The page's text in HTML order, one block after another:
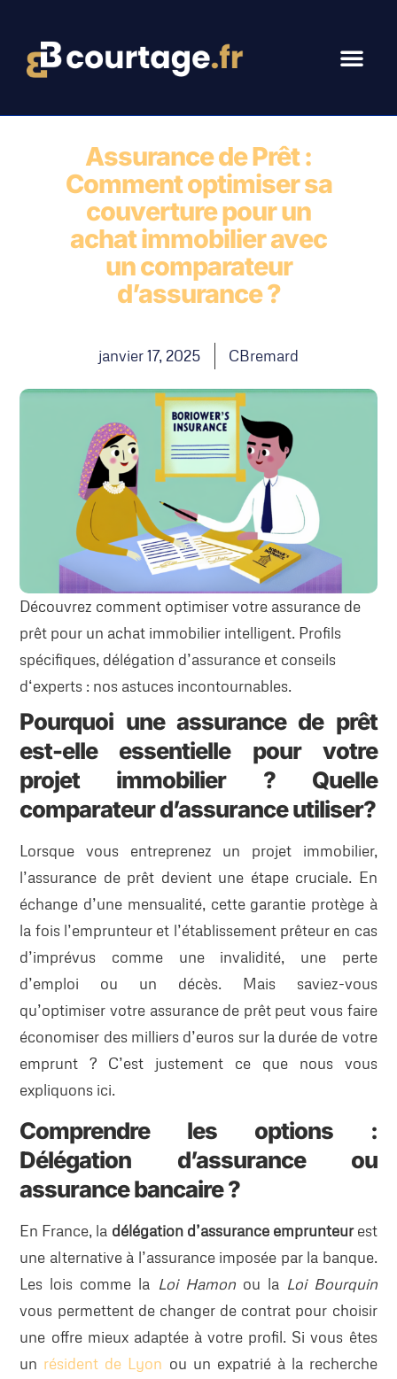
Assurance de Prêt :
Comment optimiser sa
couverture pour un
achat immobilier avec
un comparateur
d’assurance ?
janvier 17, 2025 CBremard
Découvrez comment optimiser votre assurance de
prêt pour un achat immobilier intelligent. Profils
spécifiques, délégation d’assurance et conseils
d‘experts : nos astuces incontournables.
Pourquoi une assurance de prêt
est-elle essentielle pour votre
projet immobilier ? Quelle
comparateur d’assurance utiliser?
Lorsque vous entreprenez un projet immobilier,
l’assurance de prêt devient une étape cruciale. En
échange d’une mensualité, cette garantie protège à
la fois l’emprunteur et l’établissement prêteur en cas
d’imprévus comme une invalidité, une perte
d’emploi ou un décès. Mais saviez-vous
qu’optimiser votre assurance de prêt peut vous faire
économiser des milliers d’euros sur la durée de votre
emprunt ? C’est justement ce que nous vous
expliquons ici.
Comprendre les options :
Délégation d’assurance ou
assurance bancaire ?
En France, la délégation d’assurance emprunteurest
une alternative à l’assurance imposée par la banque.
Les lois comme la Loi Hamonou la Loi Bourquin
vous permettent de changer de contrat pour choisir
une offre mieux adaptée à votre profil. Si vous êtes
un résident de Lyon ou un expatrié à la recherche